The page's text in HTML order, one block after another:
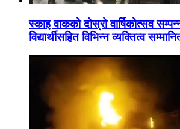
स्काइ वाकको दोस्रो वार्षिकोत्सव
विद्यार्थीसहित विभिन्न व्यक्तित्व